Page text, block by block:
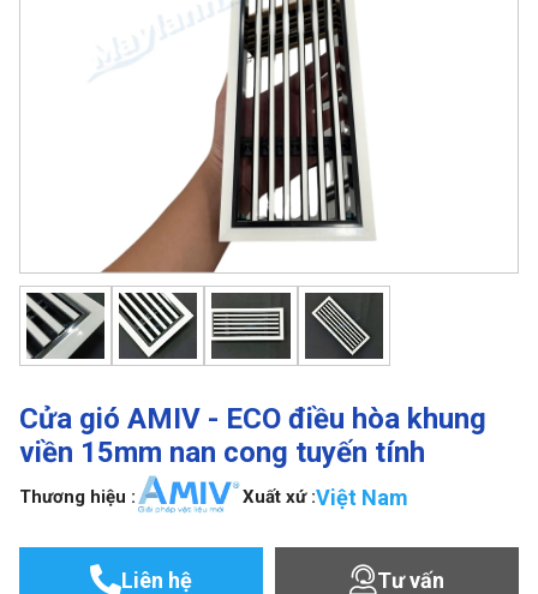
Cửa gió AMIV - ECO điều hòa khung
viền 15mm nan cong tuyến tính
Thương hiệu : Xuất xứ :Việt Nam
Liên hệ Tư vấn